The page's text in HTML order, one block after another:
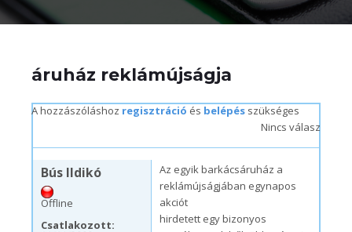
áruház reklámújságja
A hozzászóláshoz regisztráció és belépés szükséges
Nincs válasz
Bús Ildikó
Offline
Csatlakozott:
Az egyik barkácsáruház a
reklámújságjában egynapos
akciót
hirdetett egy bizonyos